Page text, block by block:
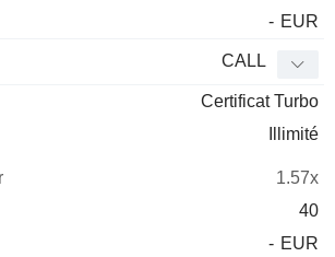
- EUR
CALL
Certificat Turbo
Illimité
1.57x
40
- EUR